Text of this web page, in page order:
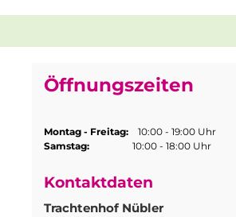
Öffnungszeiten
Montag - Freitag: 10:00 - 19:00 Uhr
Samstag: 10:00 - 18:00 Uhr
Kontaktdaten
Trachtenhof Nübler